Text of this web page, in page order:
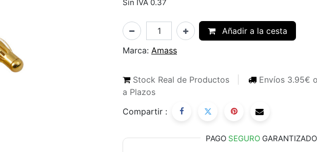
Sin IVA 0.37
Añadir a la cesta
Marca: Amass
Stock Real de Productos Envíos 3.95€
a Plazos
Compartir :
PAGO SEGUROGARANTIZADO